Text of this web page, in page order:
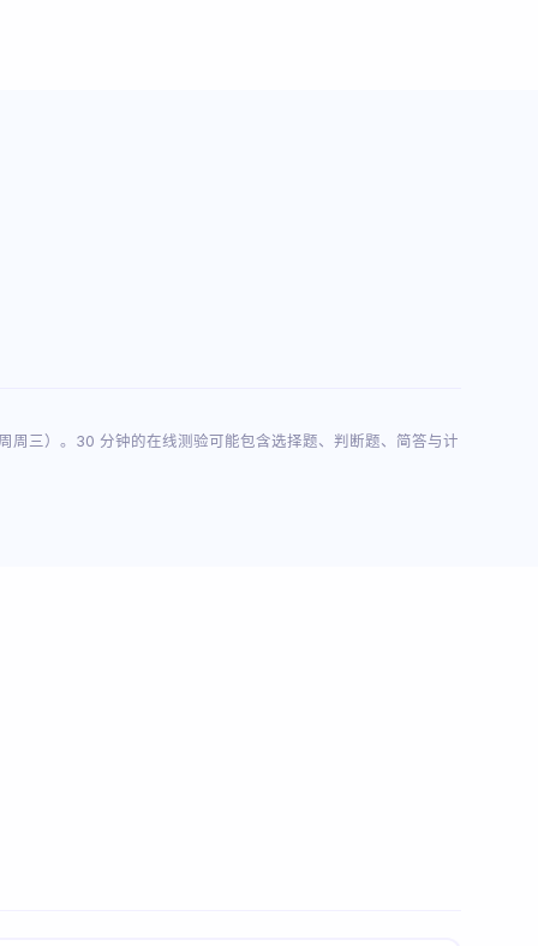
三）。30 分钟的在线测验可能包含选择题、判断题、简答与计